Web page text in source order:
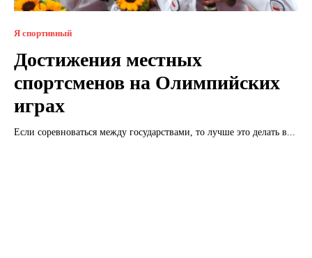
Я спортивный
Достижения местных
спортсменов на Олимпийских
играх
Если соревноваться между государствами, то лучше это делать в...